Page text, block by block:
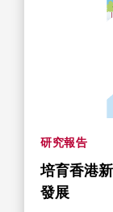
研究報告
培育香港
發展